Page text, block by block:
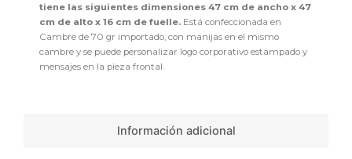
Información adicional
tiene las siguientes dimensiones 47 cm de ancho x 47
cm de alto x 16 cm de fuelle. Está confeccionada en
Cambre de 70 gr importado, con manijas en el mismo
cambre y se puede personalizar logo corporativo estampado y
mensajes en la pieza frontal.